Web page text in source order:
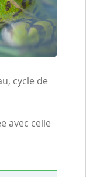
cycle de
avec celle